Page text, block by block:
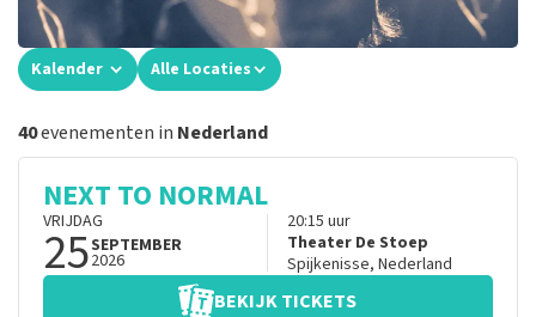
Kalender Alle Locaties
40evenementen in Nederland
NEXT TO NORMAL
VRIJDAG
25SEPTEMBER
2026
20:15 uur
Theater De Stoep
Spijkenisse, Nederland
BEKIJK TICKETS